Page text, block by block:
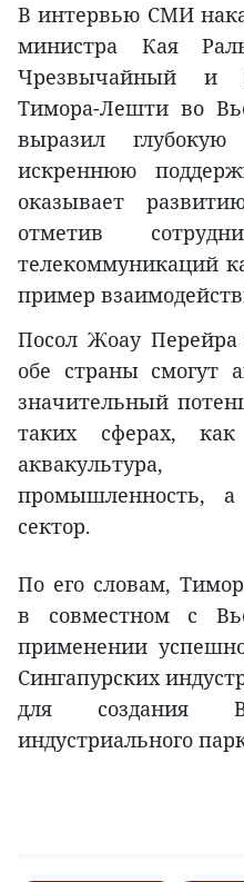
В интервью СМИ
министра Кая
Чрезвычайный и
Тимора-Лешти во
выразил глубокую
искреннюю
оказывает
отметив
телекоммуникаций
пример
Посол Жоау
обе страны смогут
значительный
таких сферах, как
аквакультура,
промышленность,
сектор.
По его словам,
в совместном с
применении
Сингапурских
для создания
индустриального